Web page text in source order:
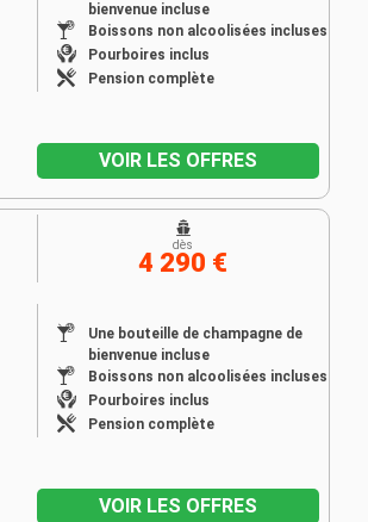
bienvenue incluse
Boissons non alcoolisées incluses
Pourboires inclus
Pension complète
VOIR LES OFFRES
Une bouteille de champagne de
bienvenue incluse
Boissons non alcoolisées incluses
Pourboires inclus
Pension complète
dès
4 290 €
VOIR LES OFFRES